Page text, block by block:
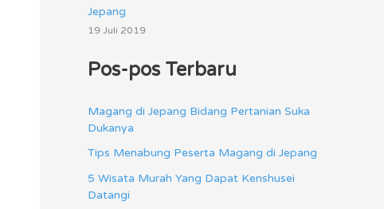
Jepang
19 Juli 2019
Pos-pos Terbaru
Magang di Jepang Bidang Pertanian Suka
Dukanya
Tips Menabung Peserta Magang di Jepang
5 Wisata Murah Yang Dapat Kenshusei
Datangi